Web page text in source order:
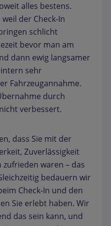
alles bestens.
der Check-In
schlicht
bevor man am
dann ewig langsamer
sehr
Fahrzeugannahme.
durch
verbessert.
dass Sie mit der
Zuverlässigkeit
waren – das
bedauern wir
Check‑In und den
Sie erlebt haben. Wir
das sein kann, und